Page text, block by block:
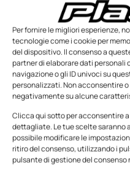
Per fornire le migliori esperienze,
tecnologie come i cookie per
del dispositivo. Il consenso a
partner di elaborare dati personali
navigazione o gli ID univoci su
personalizzati. Non acconsentire
negativamente su alcune
Clicca qui sotto per acconsentire
dettagliate. Le tue scelte saranno
possibile modificare le
ritiro del consenso, utilizzando i
pulsante di gestione del
n.5 - Giugno 2026 n.4 -
Edicola Web